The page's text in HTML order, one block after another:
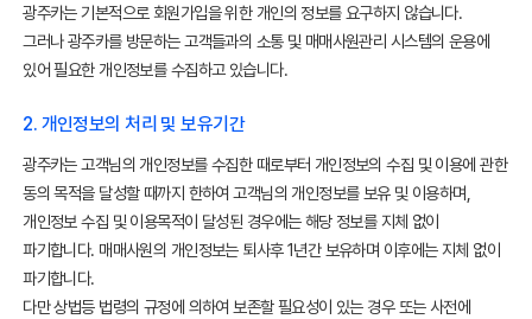
광주카는 기본적으로 회원가입을 위한 개인의 정보를 요구하지 않습니다.
그러나 광주카를 방문하는 고객들과의 소통 및 매매사원관리 시스템의 운용에
있어 필요한 개인정보를 수집하고 있습니다.
2. 개인정보의 처리 및 보유기간
광주카는 고객님의 개인정보를 수집한 때로부터 개인정보의 수집 및 이용에 관한
동의 목적을 달성할 때까지 한하여 고객님의 개인정보를 보유 및 이용하며,
개인정보 수집 및 이용목적이 달성된 경우에는 해당 정보를 지체 없이
파기합니다. 매매사원의 개인정보는 퇴사후 1년간 보유하며 이후에는 지체 없이
파기합니다.
다만 상법등 법령의 규정에 의하여 보존할 필요성이 있는 경우 또는 사전에